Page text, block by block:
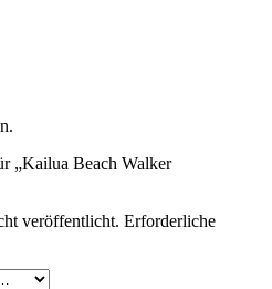
„Kailua Beach Walker
veröffentlicht. Erforderliche